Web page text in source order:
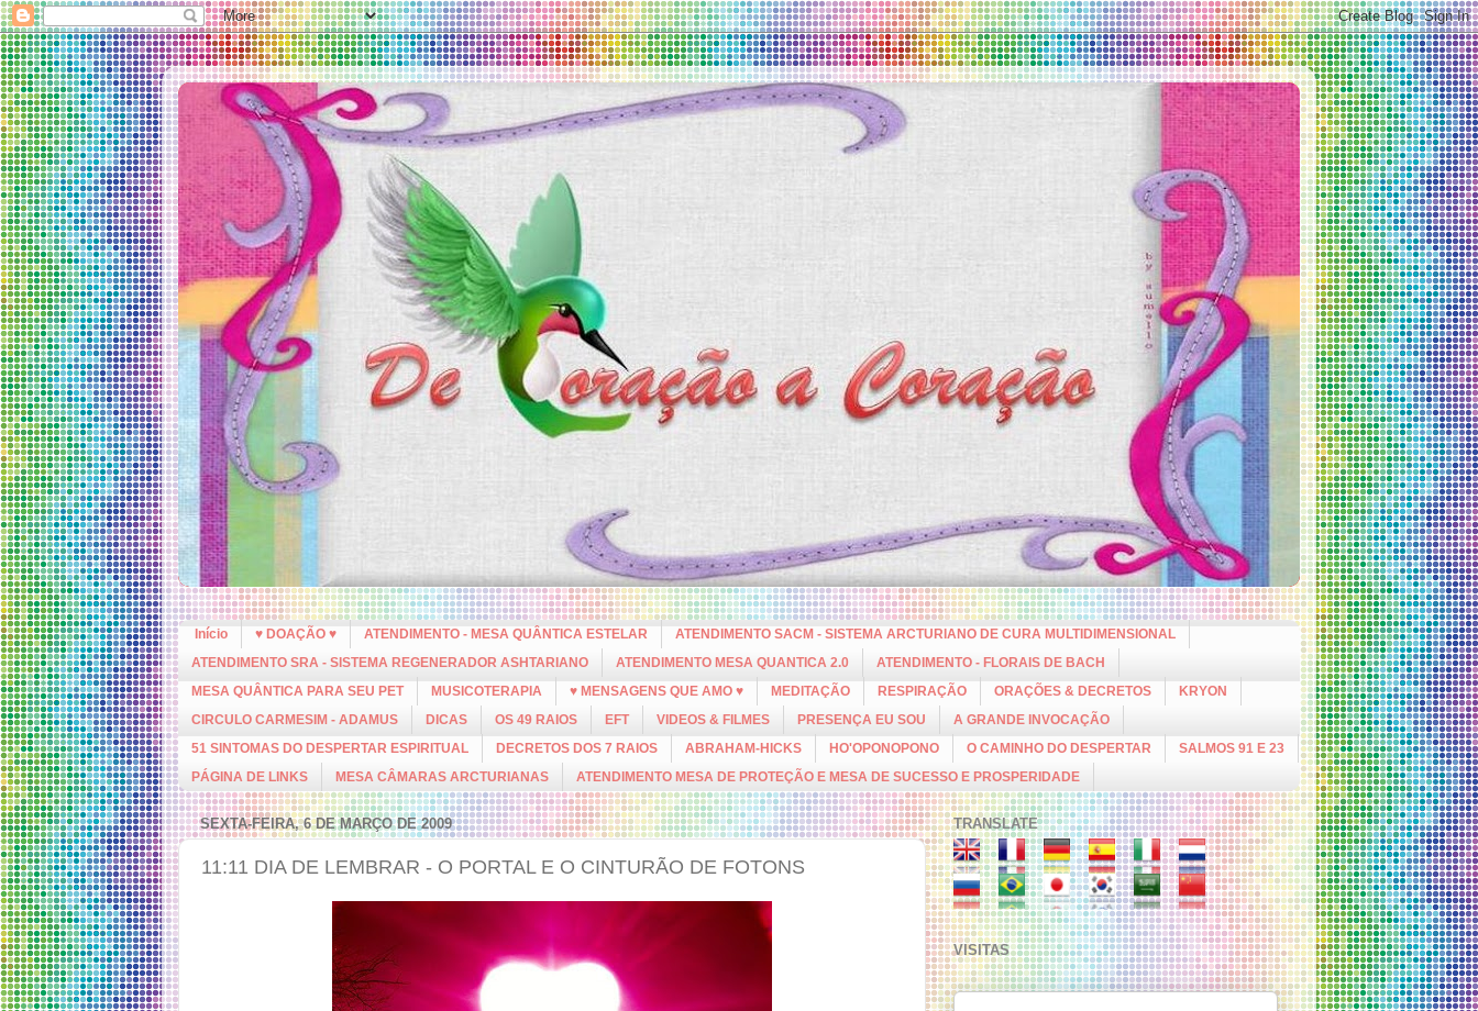
Início ♥ DOAÇÃO ♥ ATENDIMENTO - MESA QUÂNTICA ESTELAR
ATENDIMENTO SACM - SISTEMA ARCTURIANO DE CURA MULTIDIMENSIONAL
ATENDIMENTO SRA - SISTEMA REGENERADOR ASHTARIANO
ATENDIMENTO MESA QUANTICA 2.0
ATENDIMENTO - FLORAIS DE BACH
MESA QUÂNTICA PARA SEU PET
MUSICOTERAPIA ♥ MENSAGENS QUE AMO ♥ MEDITAÇÃO RESPIRAÇÃO ORAÇÕES & DECRETOS
KRYON
CIRCULO CARMESIM - ADAMUS
DICAS OS 49 RAIOS EFT VIDEOS & FILMES PRESENÇA EU SOU
A GRANDE INVOCAÇÃO
51 SINTOMAS DO DESPERTAR ESPIRITUAL
DECRETOS DOS 7 RAIOS ABRAHAM-HICKS HO'OPONOPONO O CAMINHO DO DESPERTAR
SALMOS 91 E 23
PÁGINA DE LINKS
MESA CÂMARAS ARCTURIANAS ATENDIMENTO MESA DE PROTEÇÃO E MESA DE SUCESSO E PROSPERIDADE
SEXTA-FEIRA, 6 DE MARÇO DE 2009
11:11 DIA DE LEMBRAR - O PORTAL E O CINTURÃO DE FOTONS
TRANSLATE
VISITAS